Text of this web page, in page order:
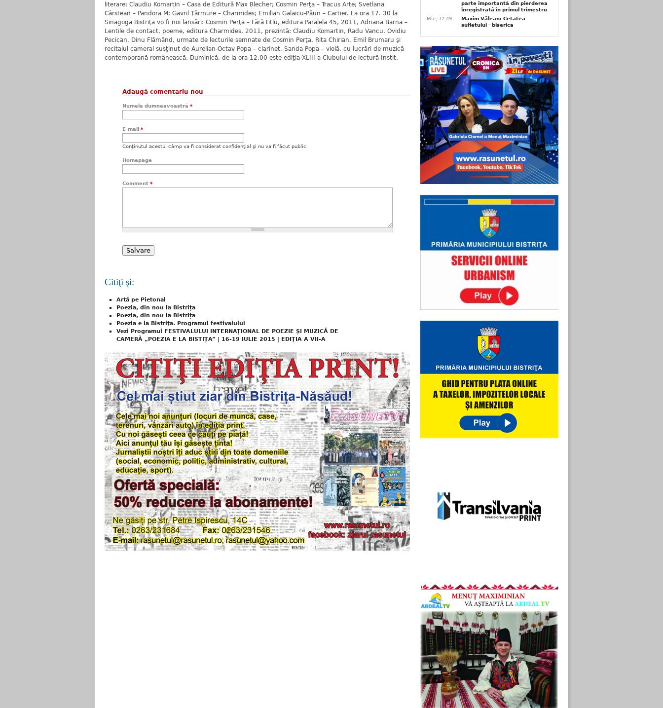
literare; Claudiu Komartin – Casa de Editură Max Blecher; Cosmin Perţa – Tracus Arte; Svetlana
Cârstean – Pandora M; Gavril Ţărmure – Charmides; Emilian Galaicu-Păun – Cartier. La ora 17. 30 la
Sinagoga Bistriţa vo fi noi lansări: Cosmin Perţa – Fără titlu, editura Paralela 45, 2011, Adriana Barna –
Lentile de contact, poeme, editura Charmides, 2011, prezintă: Claudiu Komartin, Radu Vancu, Ovidiu
Pecican, Dinu Flămând, urmate de lecturile semnate de Cosmin Perţa, Rita Chirian, Emil Brumaru şi
recitalul cameral susţinut de Aurelian-Octav Popa – clarinet, Sanda Popa – violă, cu lucrări de muzică
contemporană românească. Duminică, de la ora 12.00 este ediţia XLIII a Clubului de lectură Instit.
Adaugă comentariu nou
Numele dumneavoastră *
E-mail *
Conţinutul acestui câmp va fi considerat confidenţial şi nu va fi făcut public.
Homepage
Comment *
Citiţi şi:
Artă pe Pietonal
Poezia, din nou la Bistrița
Poezia, din nou la Bistrița
Poezia e la Bistriţa. Programul festivalului
Vezi Programul FESTIVALULUI INTERNAȚIONAL DE POEZIE ȘI MUZICĂ DE
CAMERĂ „POEZIA E LA BISTIȚA” | 16-19 IULIE 2015 | EDIȚIA A VII-A
parte importantă din pierderea
înregistrată în primul trimestru
Mie, 12:49
Maxim Vălean: Cetatea
sufletului - biserica